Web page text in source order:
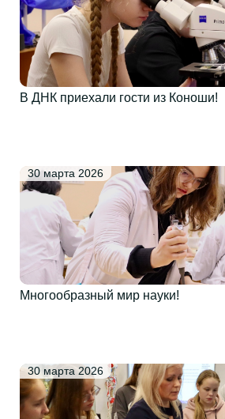
В ДНК приехали гости из Коноши!
30 марта 2026
Многообразный мир науки!
30 марта 2026